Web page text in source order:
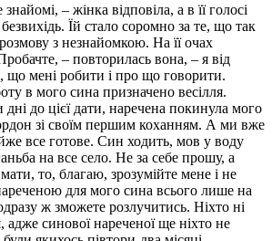
– жінка відповіла, а в її голосі
Їй стало соромно за те, що так
з незнайомкою. На її очах
– повторилась вона, – я від
що мені робити і про що говорити.
в мого сина призначено весілля.
до цієї дати, наречена покинула мого
зі своїм першим коханням. А ми вже
все готове. Син ходить, мов у воду
на все село. Не за себе прошу, а
то, благаю, зрозумійте мене і не
для мого сина всього лише на
ж зможете розлучитись. Ніхто ні
адже синової нареченої ще ніхто не